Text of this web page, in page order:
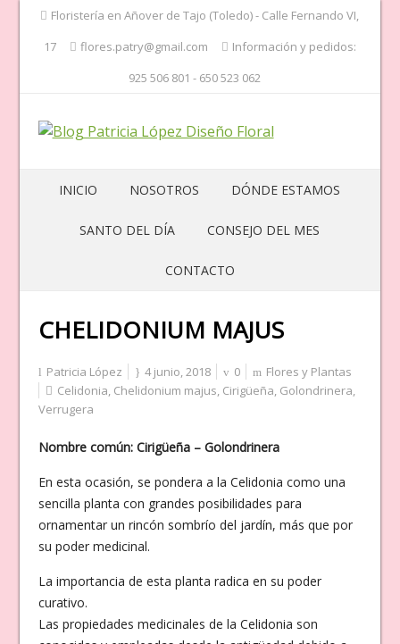
Floristería en Añover de Tajo (Toledo) - Calle Fernando VI,
17
flores.patry@gmail.com
Información y pedidos:
925 506 801 - 650 523 062
INICIO NOSOTROS DÓNDE ESTAMOS
SANTO DEL DÍA CONSEJO DEL MES
CONTACTO
CHELIDONIUM MAJUS
Patricia López 4 junio, 2018 0
Flores y Plantas
Celidonia, Chelidonium majus, Cirigüeña, Golondrinera,
Verrugera
Nombre común: Cirigüeña – Golondrinera
En esta ocasión, se pondera a la Celidonia como una
sencilla planta con grandes posibilidades para
ornamentar un rincón sombrío del jardín, más que por
su poder medicinal.
La importancia de esta planta radica en su poder
curativo.
Las propiedades medicinales de la Celidonia son